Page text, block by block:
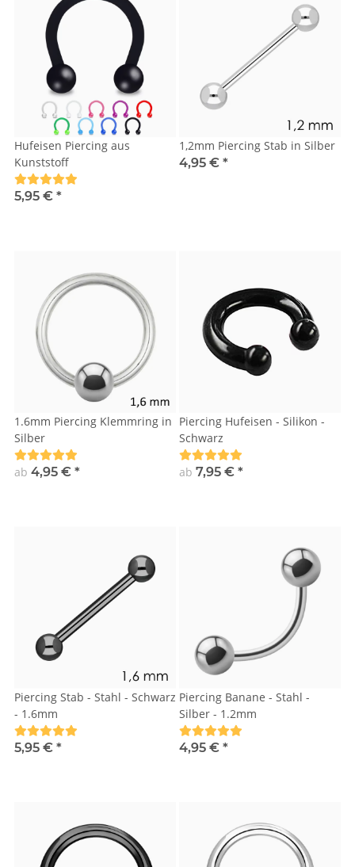
Hufeisen Piercing aus
Kunststoff
5,95 € *
1,2mm Piercing Stab in Silber
4,95 € *
1.6mm Piercing Klemmring in
Silber
ab 4,95 € *
Piercing Hufeisen - Silikon -
Schwarz
ab 7,95 € *
Piercing Stab - Stahl - Schwarz
- 1.6mm
5,95 € *
Piercing Banane - Stahl -
Silber - 1.2mm
4,95 € *